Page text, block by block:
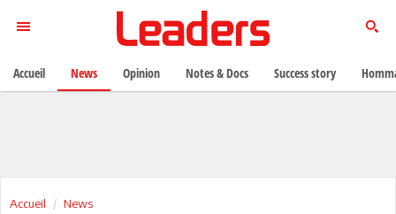
Accueil News
Accueil News Opinion Notes & Docs Success story